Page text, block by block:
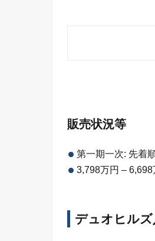
販売状況等
第一期一次: 先着
3,798万円 –
デュオヒル